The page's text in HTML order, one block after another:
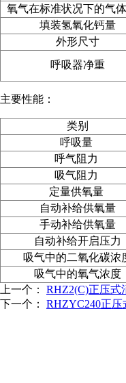
氧气在标准状况下的气
填装氢氧化钙量
外形尺寸
呼吸器净重
主要性能：
类别
呼吸量
呼气阻力
吸气阻力
定量供氧量
自动补给供氧量
手动补给供氧量
自动补给开启压力
吸气中的二氧化碳浓
吸气中的氧气浓度
上一个： RHZ2(C)正压式
下一个： RHZYC240正